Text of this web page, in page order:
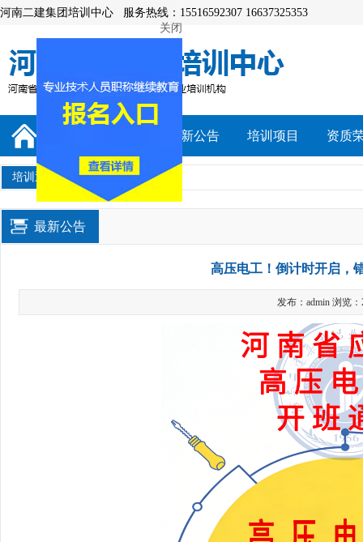
河南二建集团培训中心 服务热线：15516592307 16637325353
最新公告 培训项目 资质
培训通知
最新公告
高压电工！倒计时开启，
发布：admin 浏览：
关闭